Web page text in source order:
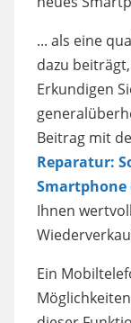
... als eine
dazu
Erkundigen
Beitrag mit
Reparatur:
Ihnen
Ein